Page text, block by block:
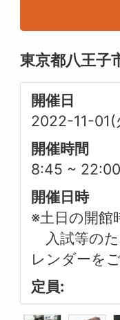
東京都八王子
開催日
2022-11-01(
開催時間
8:45 ~ 22:00
開催日時
※土日の開館
入試等のた
レンダーを
定員: